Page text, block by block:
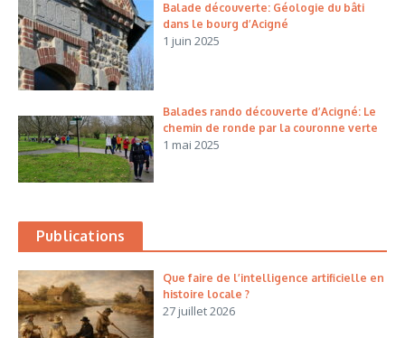
Balade découverte: Géologie du bâti
dans le bourg d’Acigné
1 juin 2025
Balades rando découverte d’Acigné: Le
chemin de ronde par la couronne verte
1 mai 2025
Publications
Que faire de l’intelligence artificielle en
histoire locale ?
27 juillet 2026